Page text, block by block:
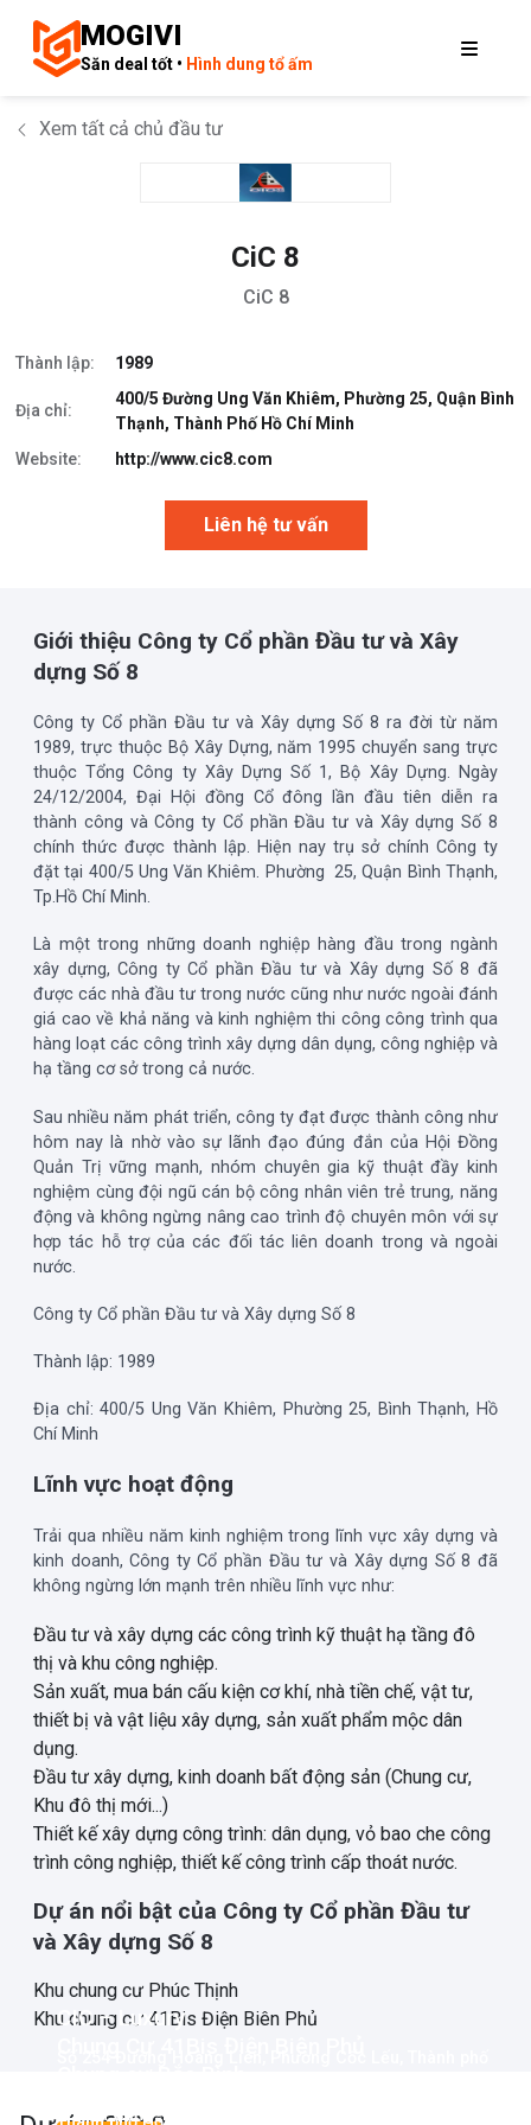
MOGIVI
Săn deal tốt • Hình dung tổ ấm
Xem tất cả chủ đầu tư
CiC 8
CiC 8
Thành lập: 1989
Địa chỉ:
400/5 Đường Ung Văn Khiêm, Phường 25, Quận Bình
Thạnh, Thành Phố Hồ Chí Minh
Website:
http://www.cic8.com
Liên hệ tư vấn
Giới thiệu Công ty Cổ phần Đầu tư và Xây
dựng Số 8
Công ty Cổ phần Đầu tư và Xây dựng Số 8 ra đời từ năm
1989, trực thuộc Bộ Xây Dựng, năm 1995 chuyển sang trực
thuộc Tổng Công ty Xây Dựng Số 1, Bộ Xây Dựng. Ngày
24/12/2004, Đại Hội đồng Cổ đông lần đầu tiên diễn ra
thành công và Công ty Cổ phần Đầu tư và Xây dựng Số 8
chính thức được thành lập. Hiện nay trụ sở chính Công ty
đặt tại 400/5 Ung Văn Khiêm. Phường 25, Quận Bình Thạnh,
Tp.Hồ Chí Minh.
Là một trong những doanh nghiệp hàng đầu trong ngành
xây dựng, Công ty Cổ phần Đầu tư và Xây dựng Số 8 đã
được các nhà đầu tư trong nước cũng như nước ngoài đánh
giá cao về khả năng và kinh nghiệm thi công công trình qua
hàng loạt các công trình xây dựng dân dụng, công nghiệp và
hạ tầng cơ sở trong cả nước.
Sau nhiều năm phát triển, công ty đạt được thành công như
hôm nay là nhờ vào sự lãnh đạo đúng đắn của Hội Đồng
Quản Trị vững mạnh, nhóm chuyên gia kỹ thuật đầy kinh
nghiệm cùng đội ngũ cán bộ công nhân viên trẻ trung, năng
động và không ngừng nâng cao trình độ chuyên môn với sự
hợp tác hỗ trợ của các đối tác liên doanh trong và ngoài
nước.
Công ty Cổ phần Đầu tư và Xây dựng Số 8
Thành lập: 1989
Địa chỉ: 400/5 Ung Văn Khiêm, Phường 25, Bình Thạnh, Hồ
Chí Minh
Lĩnh vực hoạt động
Trải qua nhiều năm kinh nghiệm trong lĩnh vực xây dựng và
kinh doanh, Công ty Cổ phần Đầu tư và Xây dựng Số 8 đã
không ngừng lớn mạnh trên nhiều lĩnh vực như:
Đầu tư và xây dựng các công trình kỹ thuật hạ tầng đô
thị và khu công nghiệp.
Sản xuất, mua bán cấu kiện cơ khí, nhà tiền chế, vật tư,
thiết bị và vật liệu xây dựng, sản xuất phẩm mộc dân
dụng.
Đầu tư xây dựng, kinh doanh bất động sản (Chung cư,
Khu đô thị mới...)
Thiết kế xây dựng công trình: dân dụng, vỏ bao che công
trình công nghiệp, thiết kế công trình cấp thoát nước.
Dự án nổi bật của Công ty Cổ phần Đầu tư
và Xây dựng Số 8
Khu chung cư Phúc Thịnh
Khu chung cư 41Bis Điện Biên Phủ
CIC – Luxury
76 Tân Cảng, Phường 25, Bình Thạnh, Thành phố Hồ Chí